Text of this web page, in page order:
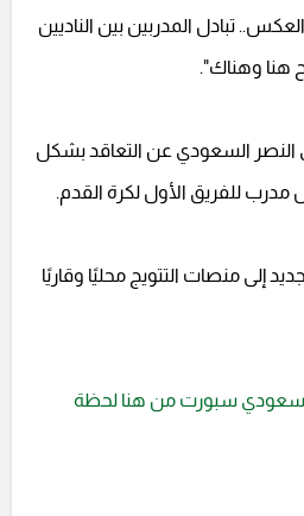
تبادل المدربين بين الناديين
هنا وهناك".
النصر السعودي عن التعاقد بشكل
للفريق الأول لكرة القدم.
إلى منصات التتويج محليًا وقاريًا
سعودي سبورت من هنا لحظة